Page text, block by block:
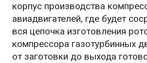
корпус производства
авиадвигателей, где будет
вся цепочка изготовления
компрессора газотурбинных
от заготовки до выхода